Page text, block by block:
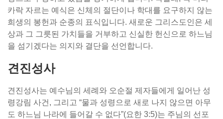
카락 자르는 예식은 신체의 절단이나 학대를 요구하지 않는
희생의 봉헌과 순종의 표식입니다. 새로운 그리스도인은 세
상과 그 그릇된 가치들을 거부하고 신실한 헌신으로 하느님
을 섬기겠다는 의지와 결단을 선언합니다.
견진성사
견진성사는 예수님의 세례와 오순절 제자들에게 일어난 성
령강림 사건, 그리고 “물과 성령으로 새로 나지 않으면 아무
도 하느님 나라에 들어갈 수 없다”(요한 3:5)는 주님의 선포